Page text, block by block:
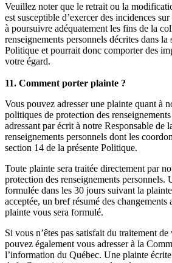
Veuillez noter que le retrait ou la
est susceptible d’exercer des incidences
à poursuivre adéquatement les fins de la
renseignements personnels décrites dans la
Politique et pourrait donc comporter des
votre égard.
11. Comment porter plainte ?
Vous pouvez adresser une plainte quant à
politiques de protection des
adressant par écrit à notre Responsable de
renseignements personnels dont les
section 14 de la présente Politique.
Toute plainte sera traitée directement par
protection des renseignements personnels.
formulée dans les 30 jours suivant la
acceptée, un bref résumé des changements
plainte vous sera formulé.
Si vous n’êtes pas satisfait du traitement
pouvez également vous adresser à la
l’information du Québec. Une plainte